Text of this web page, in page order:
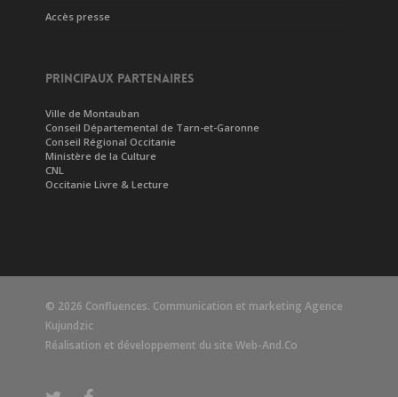
Accès presse
PRINCIPAUX PARTENAIRES
Ville de Montauban
Conseil Départemental de Tarn-et-Garonne
Conseil Régional Occitanie
Ministère de la Culture
CNL
Occitanie Livre & Lecture
© 2026 Confluences. Communication et marketing Agence
Kujundzic
Réalisation et développement du site Web-And.Co